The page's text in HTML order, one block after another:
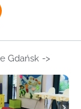
Gdańsk ->